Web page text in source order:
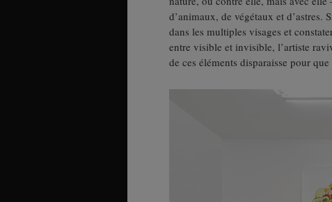
d’animaux, de végétaux et d’astres.
dans les multiples visages et
entre visible et invisible, l’artiste
de ces éléments disparaisse pour